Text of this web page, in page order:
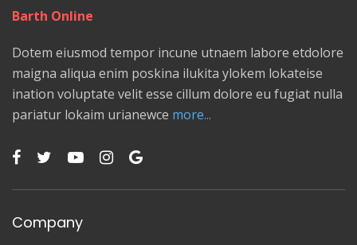
Dotem eiusmod tempor incune utnaem labore etdolore
maigna aliqua enim poskina ilukita ylokem lokateise
ination voluptate velit esse cillum dolore eu fugiat nulla
pariatur lokaim urianewce more...
Company